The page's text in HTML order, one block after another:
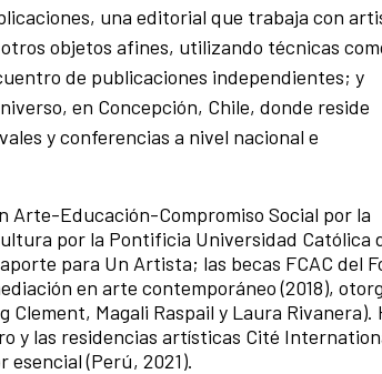
una editorial que trabaja con
objetos afines, utilizando técnicas
de publicaciones independientes; y
en Concepción, Chile, donde reside
y conferencias a nivel nacional e
Arte-Educación-Compromiso Social por la
por la Pontificia Universidad Católica
para Un Artista; las becas FCAC del
en arte contemporáneo (2018),
Magali Raspail y Laura Rivanera).
y las residencias artísticas Cité
esencial (Perú, 2021).